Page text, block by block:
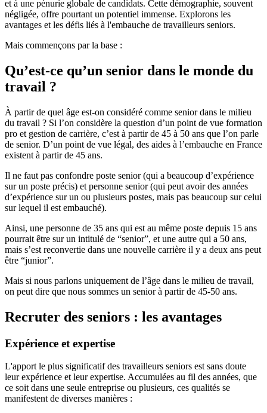
et à une pénurie globale de candidats. Cette démographie, souvent
négligée, offre pourtant un potentiel immense. Explorons les
avantages et les défis liés à l'embauche de travailleurs seniors.
Mais commençons par la base :
Qu’est-ce qu’un senior dans le monde du
travail ?
À partir de quel âge est-on considéré comme senior dans le milieu
du travail ? Si l’on considère la question d’un point de vue formation
pro et gestion de carrière, c’est à partir de 45 à 50 ans que l’on parle
de senior. D’un point de vue légal, des aides à l’embauche en France
existent à partir de 45 ans.
Il ne faut pas confondre poste senior (qui a beaucoup d’expérience
sur un poste précis) et personne senior (qui peut avoir des années
d’expérience sur un ou plusieurs postes, mais pas beaucoup sur celui
sur lequel il est embauché).
Ainsi, une personne de 35 ans qui est au même poste depuis 15 ans
pourrait être sur un intitulé de “senior”, et une autre qui a 50 ans,
mais s’est reconvertie dans une nouvelle carrière il y a deux ans peut
être “junior”.
Mais si nous parlons uniquement de l’âge dans le milieu de travail,
on peut dire que nous sommes un senior à partir de 45-50 ans.
Recruter des seniors : les avantages
Expérience et expertise
L'apport le plus significatif des travailleurs seniors est sans doute
leur expérience et leur expertise. Accumulées au fil des années, que
ce soit dans une seule entreprise ou plusieurs, ces qualités se
manifestent de diverses manières :